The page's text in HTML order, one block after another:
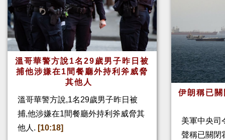
溫哥華警方說1名29歲男子昨日被
捕他涉嫌在1間餐廳外持利斧威脅
其他人
溫哥華警方說,1名29歲男子昨日被
捕,他涉嫌在1間餐廳外持利斧威脅其
他人. [10:18]
伊朗稱已
美軍中央司
聲稱已關閉